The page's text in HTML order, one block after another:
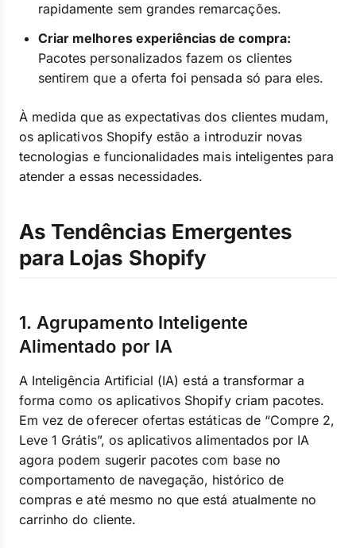
rapidamente sem grandes remarcações.
Criar melhores experiências de compra:
Pacotes personalizados fazem os clientes
sentirem que a oferta foi pensada só para eles.
À medida que as expectativas dos clientes mudam,
os aplicativos Shopify estão a introduzir novas
tecnologias e funcionalidades mais inteligentes para
atender a essas necessidades.
As Tendências Emergentes
para Lojas Shopify
1. Agrupamento Inteligente
Alimentado por IA
A Inteligência Artificial (IA) está a transformar a
forma como os aplicativos Shopify criam pacotes.
Em vez de oferecer ofertas estáticas de “Compre 2,
Leve 1 Grátis”, os aplicativos alimentados por IA
agora podem sugerir pacotes com base no
comportamento de navegação, histórico de
compras e até mesmo no que está atualmente no
carrinho do cliente.